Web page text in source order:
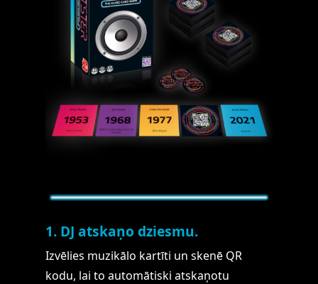
1. DJ atskaņo dziesmu.
Izvēlies muzikālo kartīti un skenē QR
kodu, lai to automātiski atskaņotu